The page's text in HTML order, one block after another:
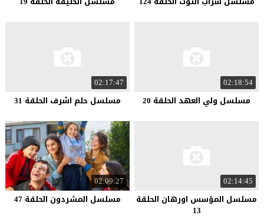
02:18:54
مسلسل ولي العهد الحلقة 20
02:17:47
مسلسل حلم اشرف الحلقة 31
02:14:45
مسلسل المؤسس اورهان الحلقة
13
02:09:27
مسلسل المشردون الحلقة 47